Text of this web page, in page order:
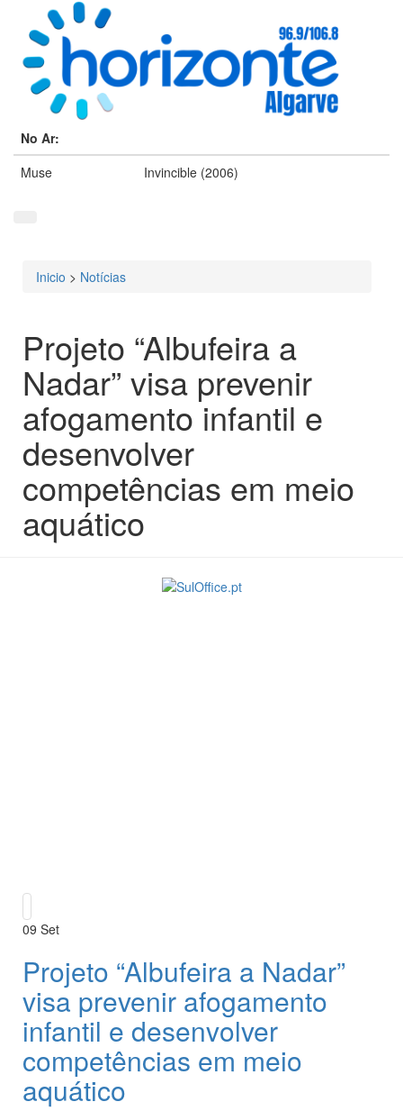
No Ar:
Muse
Invincible (2006)
Está aqui
Inicio > Notícias
Projeto “Albufeira a
Nadar” visa prevenir
afogamento infantil e
desenvolver
competências em meio
aquático
09 Set
Projeto “Albufeira a Nadar”
visa prevenir afogamento
infantil e desenvolver
competências em meio
aquático